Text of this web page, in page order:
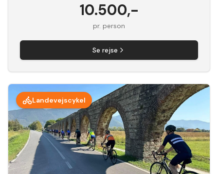
10.500,-
pr. person
Se rejse
Landevejscykel